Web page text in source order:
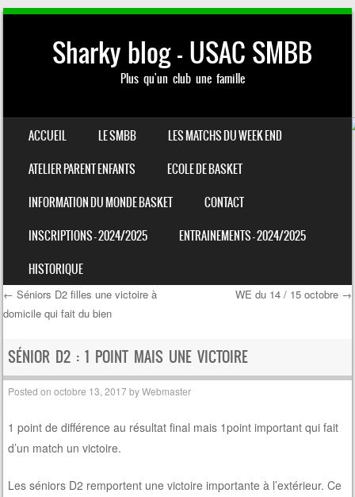
Sharky blog – USAC SMBB
Plus qu'un club une famille
MENU
SKIP TO CONTENT
ACCUEIL LE SMBB
LES MATCHS DU WEEK END
ATELIER PARENT ENFANTS
ECOLE DE BASKET
INFORMATION DU MONDE BASKET
CONTACT
INSCRIPTIONS – 2024/2025
ENTRAINEMENTS – 2024/2025
HISTORIQUE
Post navigation
← Séniors D2 filles une victoire à
domicile qui fait du bien
WE du 14 / 15 octobre →
SÉNIOR D2 : 1 POINT MAIS UNE VICTOIRE
Posted onoctobre 13, 2017byWebmaster
1 point de différence au résultat final mais 1point important qui fait
d’un match un victoire.
Les séniors D2 remportent une victoire importante à l’extérieur. Ce